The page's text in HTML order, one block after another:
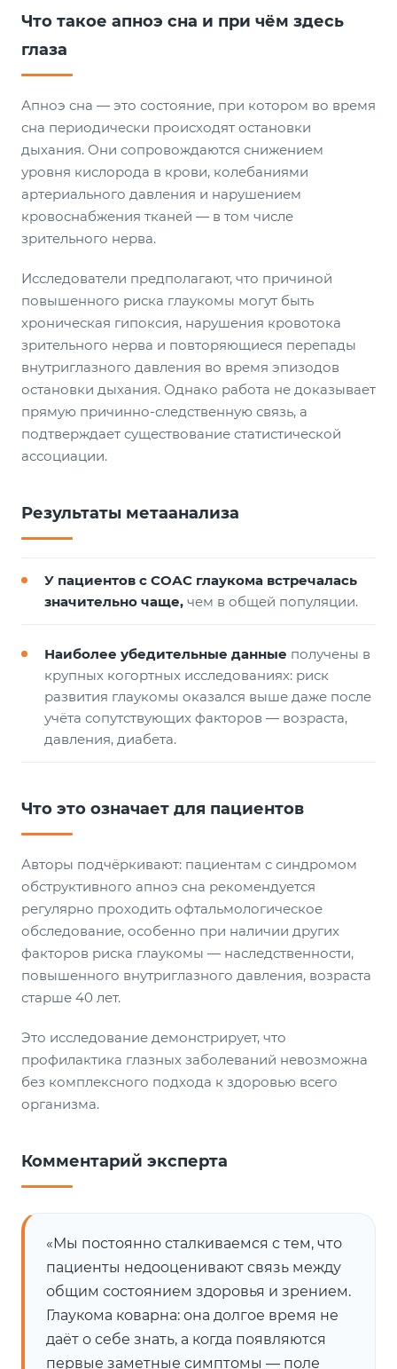
Что такое апноэ сна и при чём здесь
глаза
Апноэ сна — это состояние, при котором во время
сна периодически происходят остановки
дыхания. Они сопровождаются снижением
уровня кислорода в крови, колебаниями
артериального давления и нарушением
кровоснабжения тканей — в том числе
зрительного нерва.
Исследователи предполагают, что причиной
повышенного риска глаукомы могут быть
хроническая гипоксия, нарушения кровотока
зрительного нерва и повторяющиеся перепады
внутриглазного давления во время эпизодов
остановки дыхания. Однако работа не доказывает
прямую причинно-следственную связь, а
подтверждает существование статистической
ассоциации.
Результаты метаанализа
У пациентов с СОАС глаукома встречалась
значительно чаще, чем в общей популяции.
Наиболее убедительные данные получены в
крупных когортных исследованиях: риск
развития глаукомы оказался выше даже после
учёта сопутствующих факторов — возраста,
давления, диабета.
Что это означает для пациентов
Авторы подчёркивают: пациентам с синдромом
обструктивного апноэ сна рекомендуется
регулярно проходить офтальмологическое
обследование, особенно при наличии других
факторов риска глаукомы — наследственности,
повышенного внутриглазного давления, возраста
старше 40 лет.
Это исследование демонстрирует, что
профилактика глазных заболеваний невозможна
без комплексного подхода к здоровью всего
организма.
Комментарий эксперта
«Мы постоянно сталкиваемся с тем, что
пациенты недооценивают связь между
общим состоянием здоровья и зрением.
Глаукома коварна: она долгое время не
даёт о себе знать, а когда появляются
первые заметные симптомы — поле